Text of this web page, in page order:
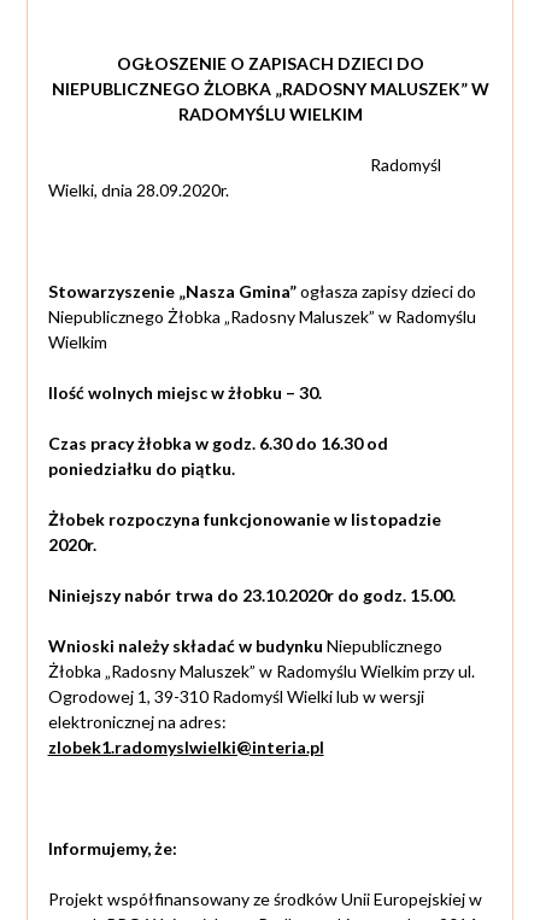
OGŁOSZENIE O ZAPISACH DZIECI DO
NIEPUBLICZNEGO ŻLOBKA „RADOSNY MALUSZEK” W
RADOMYŚLU WIELKIM
Radomyśl
Wielki, dnia 28.09.2020r.
Stowarzyszenie „Nasza Gmina”ogłasza zapisy dzieci do
Niepublicznego Żłobka „Radosny Maluszek” w Radomyślu
Wielkim
Ilość wolnych miejsc w żłobku – 30.
Czas pracy żłobka w godz. 6.30 do 16.30 od
poniedziałku do piątku.
Żłobek rozpoczyna funkcjonowanie w listopadzie
2020r.
Niniejszy nabór trwa do 23.10.2020r do godz. 15.00.
Wnioski należy składać w budynku Niepublicznego
Żłobka „Radosny Maluszek” w Radomyślu Wielkim przy ul.
Ogrodowej 1, 39-310 Radomyśl Wielki lub w wersji
elektronicznej na adres:
zlobek1.radomyslwielki@interia.pl
Informujemy, że:
Projekt współfinansowany ze środków Unii Europejskiej w